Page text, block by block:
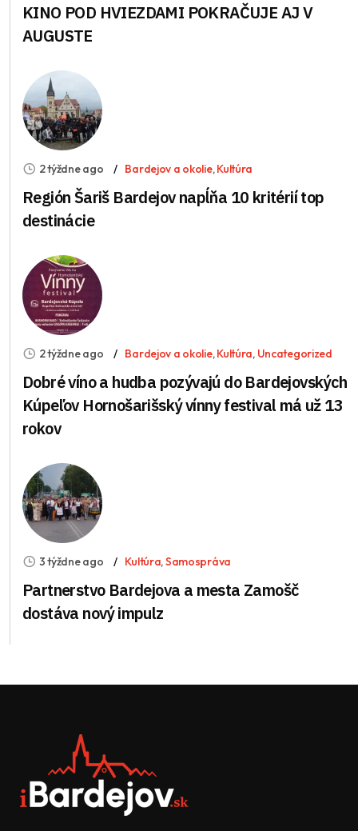
KINO POD HVIEZDAMI POKRAČUJE AJ V
AUGUSTE
2 týždne ago Bardejov a okolie,Kultúra
Región Šariš Bardejov napĺňa 10 kritérií top
destinácie
2 týždne ago Bardejov a okolie,Kultúra, Uncategorized
Dobré víno a hudba pozývajú do Bardejovských
Kúpeľov Hornošarišský vínny festival má už 13
rokov
3 týždne ago Kultúra,Samospráva
Partnerstvo Bardejova a mesta Zamošč
dostáva nový impulz